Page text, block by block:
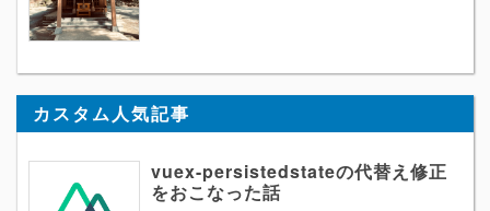
カスタム人気記事
vuex-persistedstateの代替え修正
をおこなった話